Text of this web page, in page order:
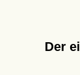
Der